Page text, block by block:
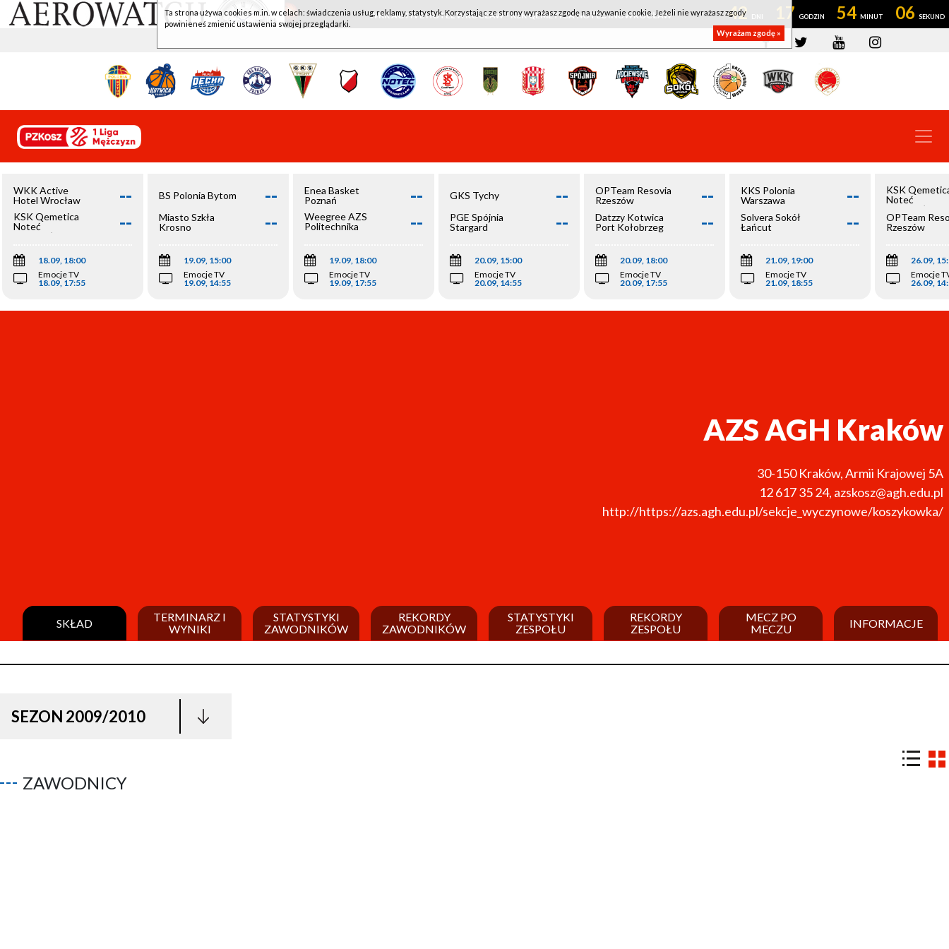
WKK ACTIVE HOTEL WROCŁAW - KSK QEMETICA NOTEĆ INOWROCŁAW 42 17 54 06
WKK Active
Hotel Wrocław
--
KSK Qemetica
Noteć
Inowrocław
--
18.09, 18:00
Emocje TV
18.09, 17:55
BS Polonia Bytom --
Miasto Szkła
Krosno
--
19.09, 15:00
Emocje TV
19.09, 14:55
Enea Basket
Poznań
--
Weegree AZS
Politechnika
--
19.09, 18:00
Emocje TV
19.09, 17:55
GKS Tychy --
PGE Spójnia
Stargard
--
20.09, 15:00
Emocje TV
20.09, 14:55
OPTeam Resovia
Rzeszów
--
Datzzy Kotwica
Port Kołobrzeg
--
20.09, 18:00
Emocje TV
20.09, 17:55
KKS Polonia
Warszawa
--
Solvera Sokół
Łańcut
--
21.09, 19:00
Emocje TV
21.09, 18:55
KSK
Noteć
Inowrocław
OPTeam
Rzeszów
26.09,
Emocje
26.09,
AZS AGH Kraków
30-150 Kraków,Armii Krajowej 5A
12 617 35 24, azskosz@agh.edu.pl
http://https://azs.agh.edu.pl/sekcje_wyczynowe/koszykowka/
SKŁAD
TERMINARZ I
WYNIKI
STATYSTYKI
ZAWODNIKÓW
REKORDY
ZAWODNIKÓW
STATYSTYKI
ZESPOŁU
REKORDY
ZESPOŁU
MECZ PO
MECZU
INFORMACJE
SEZON 2009/2010
ZAWODNICY
Ta strona używa cookies m.in. w celach: świadczenia usług, reklamy, statystyk. Korzystając ze strony wyrażasz zgodę na używanie cookie. Jeżeli nie wyrażasz zgody
powinieneś zmienić ustawienia swojej przeglądarki.
Wyrażam zgodę »